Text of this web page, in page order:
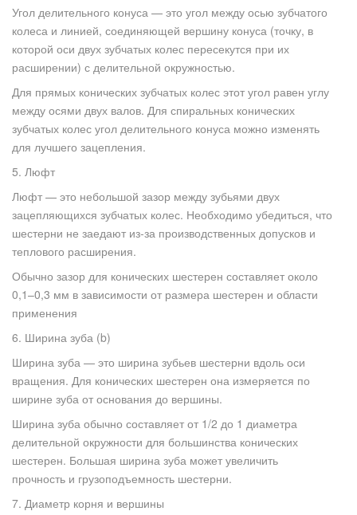
Угол делительного конуса — это угол между осью зубчатого
колеса и линией, соединяющей вершину конуса (точку, в
которой оси двух зубчатых колес пересекутся при их
расширении) с делительной окружностью.
Для прямых конических зубчатых колес этот угол равен углу
между осями двух валов. Для спиральных конических
зубчатых колес угол делительного конуса можно изменять
для лучшего зацепления.
5. Люфт
Люфт — это небольшой зазор между зубьями двух
зацепляющихся зубчатых колес. Необходимо убедиться, что
шестерни не заедают из-за производственных допусков и
теплового расширения.
Обычно зазор для конических шестерен составляет около
0,1–0,3 мм в зависимости от размера шестерен и области
применения
6. Ширина зуба (b)
Ширина зуба — это ширина зубьев шестерни вдоль оси
вращения. Для конических шестерен она измеряется по
ширине зуба от основания до вершины.
Ширина зуба обычно составляет от 1/2 до 1 диаметра
делительной окружности для большинства конических
шестерен. Большая ширина зуба может увеличить
прочность и грузоподъемность шестерни.
7. Диаметр корня и вершины